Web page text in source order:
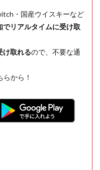
・国産ウイスキーなど
でリアルタイムに受け取
け取れるので、不要な通
から！